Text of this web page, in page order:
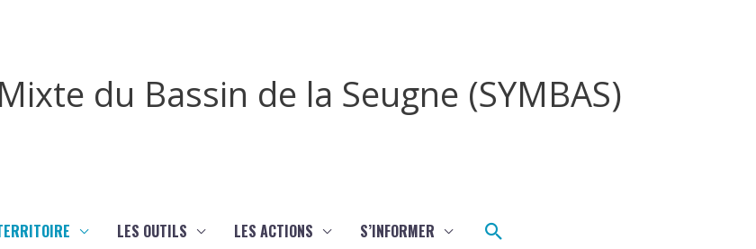
du Bassin de la Seugne (SYMBAS)
LES OUTILS LES ACTIONS S’INFORMER Rechercher